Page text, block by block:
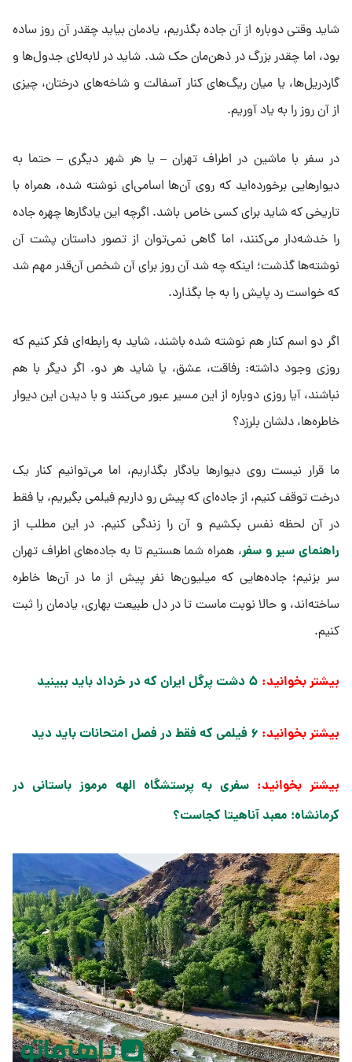
شاید وقتی دوباره از آن جاده بگذریم، یادمان بیاید چقدر آن روز ساده
بود، اما چقدر بزرگ در ذهن‌مان حک شد. شاید در لابه‌لای جدول‌ها و
گاردریل‌ها، یا میان ریگ‌های کنار آسفالت و شاخه‌های درختان، چیزی
از آن روز را به یاد آوریم.
در سفر با ماشین در اطراف تهران – یا هر شهر دیگری – حتما به
دیوارهایی برخورده‌اید که روی آن‌ها اسامی‌ای نوشته شده، همراه با
تاریخی که شاید برای کسی خاص باشد. اگرچه این یادگارها چهره جاده
را خدشه‌دار می‌کنند، اما گاهی نمی‌توان از تصور داستان پشت آن
نوشته‌ها گذشت؛ اینکه چه شد آن روز برای آن شخص آن‌قدر مهم شد
که خواست رد پایش را به جا بگذارد.
اگر دو اسم کنار هم نوشته شده باشند، شاید به رابطه‌ای فکر کنیم که
روزی وجود داشته: رفاقت، عشق، یا شاید هر دو. اگر دیگر با هم
نباشند، آیا روزی دوباره از این مسیر عبور می‌کنند و با دیدن این دیوار
خاطره‌ها، دلشان بلرزد؟
ما قرار نیست روی دیوارها یادگار بگذاریم، اما می‌توانیم کنار یک
درخت توقف کنیم، از جاده‌ای که پیش رو داریم فیلمی بگیریم، یا فقط
در آن لحظه نفس بکشیم و آن را زندگی کنیم. در این مطلب از
راهنمای سیر و سفر، همراه شما هستیم تا به جاده‌های اطراف تهران
سر بزنیم؛ جاده‌هایی که میلیون‌ها نفر پیش از ما در آن‌ها خاطره
ساخته‌اند، و حالا نوبت ماست تا در دل طبیعت بهاری، یادمان را ثبت
کنیم.
بیشتر بخوانید: ۵ دشت پرگل ایران که در خرداد باید ببینید
بیشتر بخوانید: ۶ فیلمی که فقط در فصل امتحانات باید دید​
بیشتر بخوانید: سفری به پرستشگاه الهه مرموز باستانی در
کرمانشاه؛ معبد آناهیتا کجاست؟